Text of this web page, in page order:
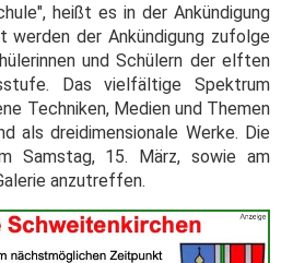
heißt es in der Ankündigung
werden der Ankündigung zufolge
und Schülern der elften
Das vielfältige Spektrum
Techniken, Medien und Themen
als dreidimensionale Werke. Die
Samstag, 15. März, sowie am
anzutreffen.